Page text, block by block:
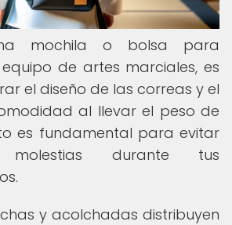
mochila o bolsa para
de artes marciales, es
el diseño de las correas y el
al llevar el peso de
es fundamental para evitar
durante tus
y acolchadas distribuyen